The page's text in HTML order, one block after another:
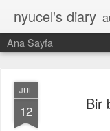
nyucel's diary
Ana Sayfa
JUL
12 Bir